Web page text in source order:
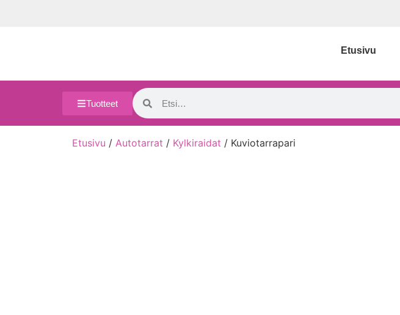
Etusivu
Tuotteet
Etusivu / Autotarrat / Kylkiraidat / Kuviotarrapari